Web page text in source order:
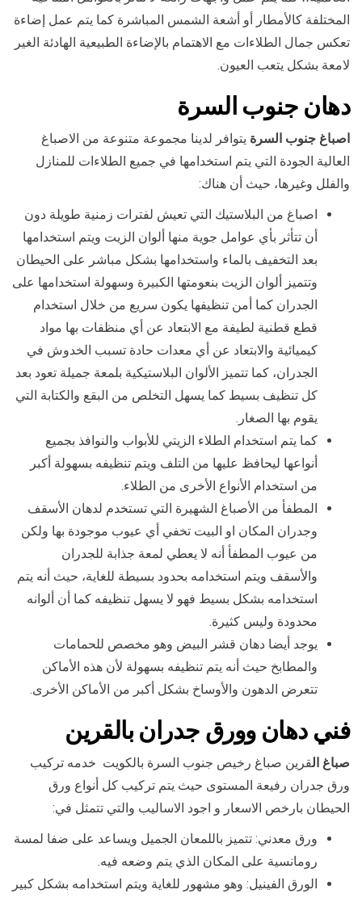
المختلفة كالأمطار أو أشعة الشمس المباشرة كما يتم عمل إضاءة
تعكس جمال الطلاءات مع الاهتمام بالإضاءة الطبيعية الهادئة الغير
لامعة بشكل يتعب العيون.
دهان جنوب السرة
اصباغ جنوب السرة يتوافر لدينا مجموعة متنوعة من الاصباغ
العالية الجودة التي يتم استخدامها في جميع الطلاءات للمنازل
والفلل وغيرها، حيث أن هناك:
اصباغ من البلاستيك التي تعيش لفترات زمنية طويلة دون
أن تتأثر بأي عوامل جوية منها ألوان الزيت ويتم استخدامها
بعد التخفيف بالماء واستخدامها بشكل مباشر على الحيطان
وتتميز ألوان الزيت بنعومتها الكبيرة وسهولة استخدامها على
الجدران كما أمن تنظيفها يكون سريع من خلال استخدام
قطع قطنية لطيفة مع الابتعاد عن أي منظفات بها مواد
كيميائية والابتعاد عن أي معدات حادة تسبب الخدوش في
الجدران، كما تتميز الألوان البلاستيكية بلمعة جميلة تعود بعد
كل تنظيف بسيط كما يسهل التخلص من البقع والكتابة التي
يقوم بها الصغار.
كما يتم استخدام الطلاء الزيتي للأبواب والنوافذ بجميع
أنواعها ليحافظ عليها من التلف ويتم تنظيفه بسهولة أكبر
من استخدام الأنواع الأخرى من الطلاء.
المطفأ من الأصباغ الشهيرة التي تستخدم لدهان الأسقف
وجدران المكان او البيت تخفي أي عيوب موجودة بها ولكن
من عيوب المطفأ أنه لا يعطي لمعة جذابة للجدران
والأسقف ويتم استخدامه بحدود بسيطة للغاية، حيث أنه يتم
استخدامه بشكل بسيط فهو لا يسهل تنظيفه كما أن ألوانه
محدودة وليس كثيرة.
يوجد أيضا دهان قشر البيض وهو مخصص للحمامات
والمطابخ حيث أنه يتم تنظيفه بسهولة لأن هذه الأماكن
تتعرض الدهون والأوساخ بشكل أكبر من الأماكن الأخرى.
فني دهان وورق جدران بالقرين
صباغ القرين صباغ رخيص جنوب السرة بالكويت خدمه تركيب
ورق جدران رفيعة المستوى حيث يتم تركيب كل أنواع ورق
الحيطان بارخص الاسعار و اجود الاساليب والتي تتمثل في:
ورق معدني: تتميز باللمعان الجميل ويساعد على ضفا لمسة
رومانسية على المكان الذي يتم وضعه فيه.
الورق الفينيل: وهو مشهور للغاية ويتم استخدامه بشكل كبير